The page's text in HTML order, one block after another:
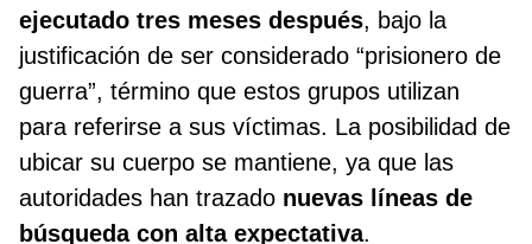
ejecutado tres meses después, bajo la
justificación de ser considerado “prisionero de
guerra”, término que estos grupos utilizan
para referirse a sus víctimas. La posibilidad de
ubicar su cuerpo se mantiene, ya que las
autoridades han trazado nuevas líneas de
búsqueda con alta expectativa.